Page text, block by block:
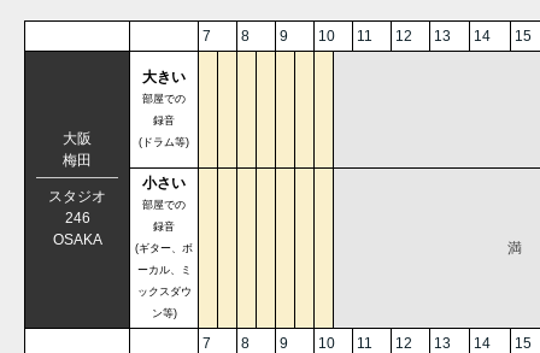
7 8 9 10 11 12 13 14 15
大阪
梅田
スタジオ
246
OSAKA
大きい
部屋での
録音
(ドラム等)
小さい
部屋での
録音
(ギター、ボ
ーカル、ミ
ックスダウ
ン等)
満
7 8 9 10 11 12 13 14 15